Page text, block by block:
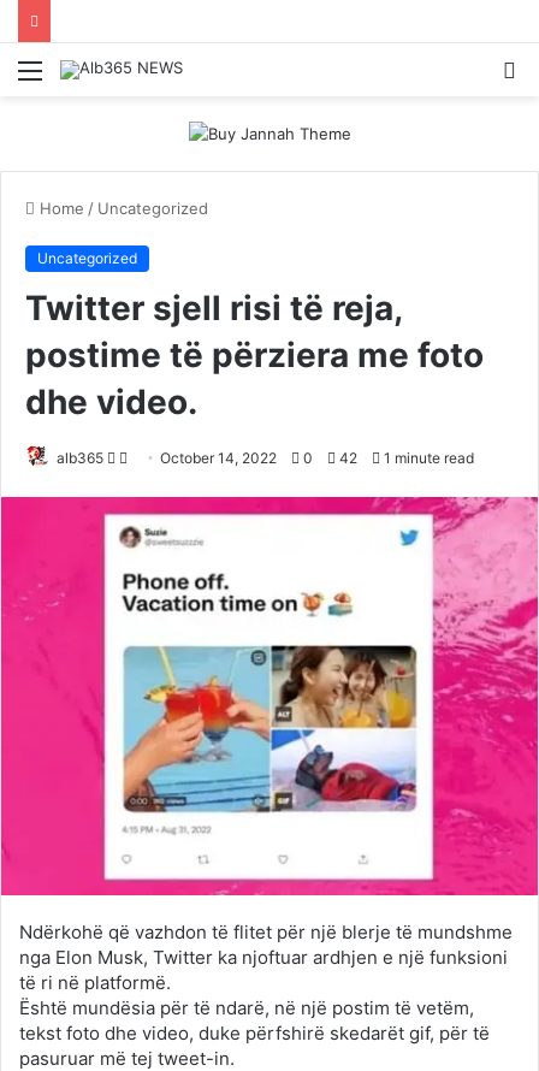
Menu
Home / Uncategorized
Uncategorized
Twitter sjell risi të reja,
postime të përziera me foto
dhe video.
alb365
Follow
Twitter
Send
email
October 14, 2022 0 42 1 minute read
Ndërkohë që vazhdon të flitet për një blerje të mundshme
nga Elon Musk, Twitter ka njoftuar ardhjen e një funksioni
të ri në platformë.
Është mundësia për të ndarë, në një postim të vetëm,
tekst foto dhe video, duke përfshirë skedarët gif, për të
pasuruar më tej tweet-in.